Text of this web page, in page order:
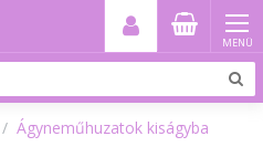
MENÜ
Ágyneműhuzatok kiságyba